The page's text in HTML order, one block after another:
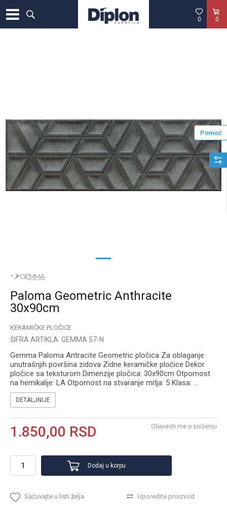
0
0
1
Paloma Geometric Anthracite
30x90cm
KERAMIČKE PLOČICE
ŠIFRA ARTIKLA: GEMMA 57-N
Gemma Paloma Antracite Geometric pločica Za oblaganje
unutrašnjih površina zidova Zidne keramičke pločice Dekor
pločice sa teksturom Dimenzije pločica: 30x90cm Otpornost
na hemikalije: LA Otpornost na stvaranje mrlja: 5 Klasa: ...
DETALJNIJE
1.850,00 RSD Obavesti me o sniženju
Dodaj u korpu
Sačuvajte u listi želja Uporedite proizvod
Pomoć